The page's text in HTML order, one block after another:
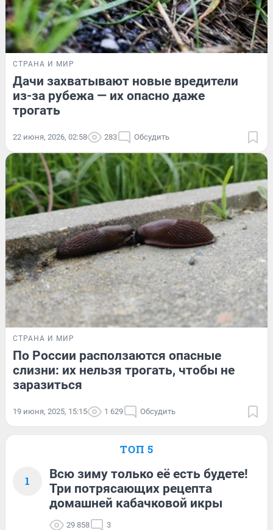
СТРАНА И МИР
Дачи захватывают новые вредители
из-за рубежа — их опасно даже
трогать
22 июня, 2026, 02:58 283 Обсудить
СТРАНА И МИР
По России расползаются опасные
слизни: их нельзя трогать, чтобы не
заразиться
19 июня, 2025, 15:15 1 629 Обсудить
ТОП 5
1
Всю зиму только её есть будете!
Три потрясающих рецепта
домашней кабачковой икры
29 858 3